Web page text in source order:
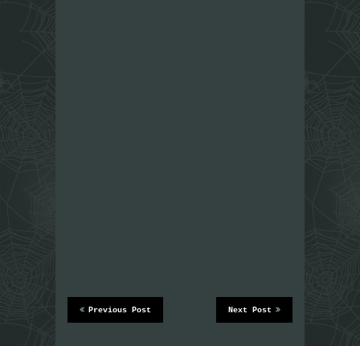
Next Post
Previous Post